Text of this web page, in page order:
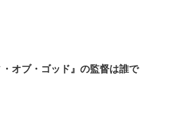
・オブ・ゴッド』の監督は誰で